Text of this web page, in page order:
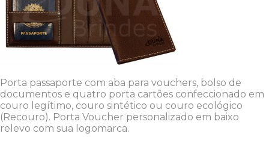
Porta passaporte com aba para vouchers, bolso de
documentos e quatro porta cartões confeccionado em
couro legítimo, couro sintético ou couro ecológico
(Recouro). Porta Voucher personalizado em baixo
relevo com sua logomarca.